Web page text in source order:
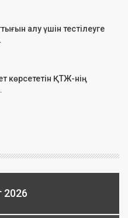
алу үшін тестілеуге
көрсететін ҚТЖ-нің
2026